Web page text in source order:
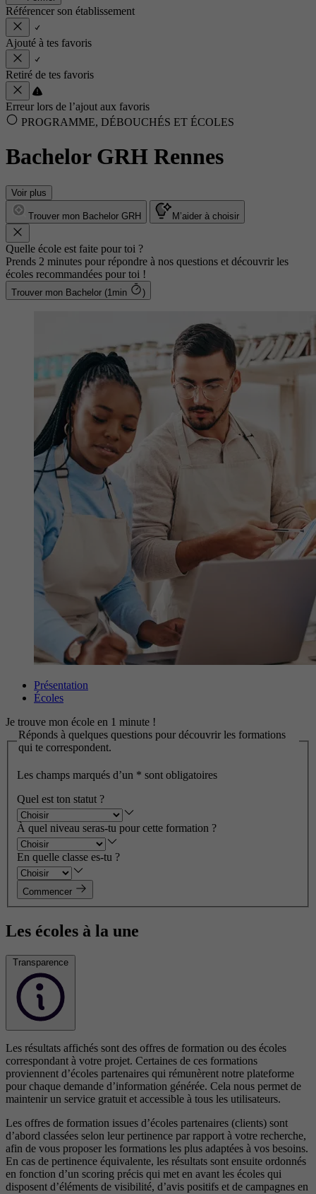
Référencer son établissement
Ajouté à tes favoris
Retiré de tes favoris
Erreur lors de l’ajout aux favoris
PROGRAMME, DÉBOUCHÉS ET ÉCOLES
Bachelor GRH Rennes
Voir plus
Trouver mon Bachelor GRH M’aider à choisir
Quelle école est faite pour toi ?
Prends 2 minutes pour répondre à nos questions et découvrir les
écoles recommandées pour toi !
Trouver mon Bachelor (1min )
Présentation
Écoles
Je trouve mon école en 1 minute !
Réponds à quelques questions pour découvrir les formations
qui te correspondent.
Les champs marqués d’un * sont obligatoires
Quel est ton statut ?
À quel niveau seras-tu pour cette formation ?
En quelle classe es-tu ?
Commencer
Les écoles à la une
Transparence
Les résultats affichés sont des offres de formation ou des écoles
correspondant à votre projet. Certaines de ces formations
proviennent d’écoles partenaires qui rémunèrent notre plateforme
pour chaque demande d’information générée. Cela nous permet de
maintenir un service gratuit et accessible à tous les utilisateurs.
Les offres de formation issues d’écoles partenaires (clients) sont
d’abord classées selon leur pertinence par rapport à votre recherche,
afin de vous proposer les formations les plus adaptées à vos besoins.
En cas de pertinence équivalente, les résultats sont ensuite ordonnés
en fonction d’un scoring précis qui met en avant les écoles qui
disposent d’éléments de visibilité, d’avis positifs et de campagnes en